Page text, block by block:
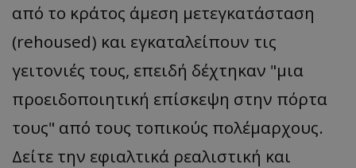
από το κράτος άμεση μετεγκατάσταση
(rehoused) και εγκαταλείπουν τις
γειτονιές τους, επειδή δέχτηκαν "μια
προειδοποιητική επίσκεψη στην πόρτα
τους" από τους τοπικούς πολέμαρχους.
Δείτε την εφιαλτικά ρεαλιστική και